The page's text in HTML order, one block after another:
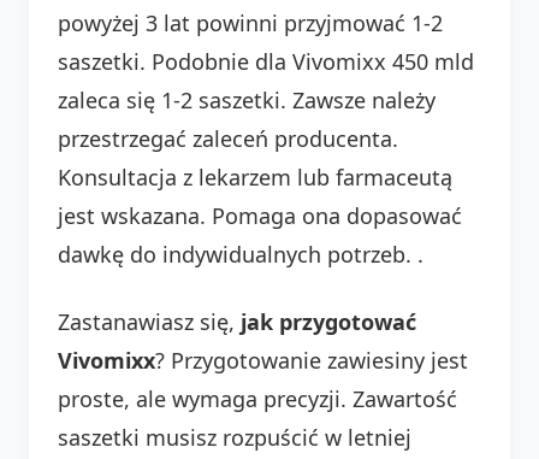
powyżej 3 lat powinni przyjmować 1-2
saszetki. Podobnie dla Vivomixx 450 mld
zaleca się 1-2 saszetki. Zawsze należy
przestrzegać zaleceń producenta.
Konsultacja z lekarzem lub farmaceutą
jest wskazana. Pomaga ona dopasować
dawkę do indywidualnych potrzeb. .
Zastanawiasz się, jak przygotować
Vivomixx? Przygotowanie zawiesiny jest
proste, ale wymaga precyzji. Zawartość
saszetki musisz rozpuścić w letniej